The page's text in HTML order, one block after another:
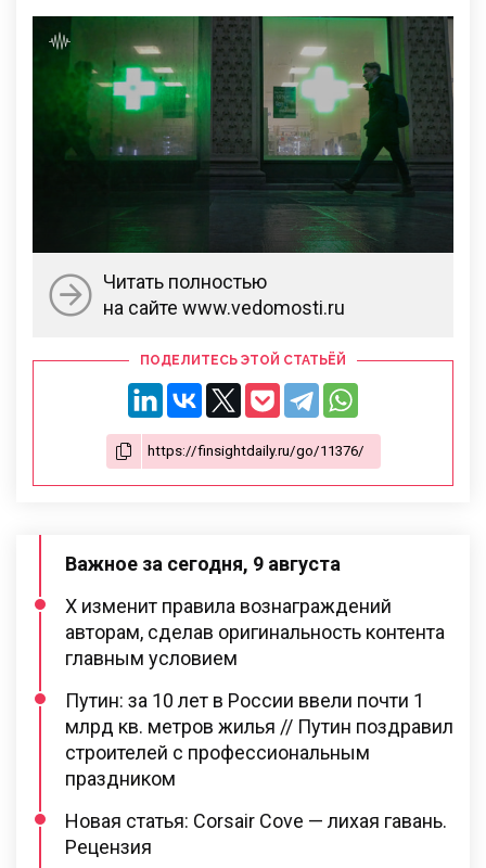
Читать полностью
на сайте www.vedomosti.ru
ПОДЕЛИТЕСЬ ЭТОЙ СТАТЬЁЙ
Важное за сегодня, 9 августа
X изменит правила вознаграждений
авторам, сделав оригинальность контента
главным условием
Путин: за 10 лет в России ввели почти 1
млрд кв. метров жилья // Путин поздравил
строителей с профессиональным
праздником
Новая статья: Corsair Cove — лихая гавань.
Рецензия